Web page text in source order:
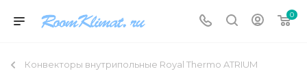
0
Конвекторы внутрипольные Royal Thermo ATRIUM